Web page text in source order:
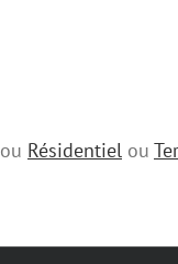
ou Résidentiel ou